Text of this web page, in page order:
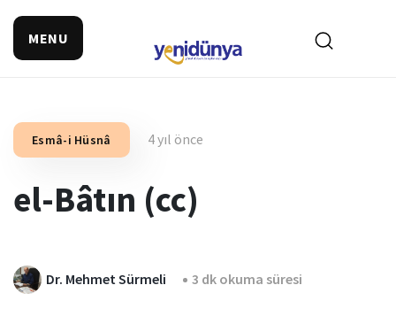
MENU
Esmâ-i Hüsnâ 4 yıl önce
el-Bâtın (cc)
Dr. Mehmet Sürmeli 3 dk okuma süresi